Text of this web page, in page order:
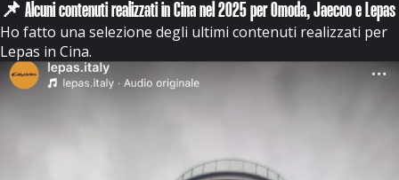
📌 Alcuni contenuti realizzati in Cina nel 2025 per Omoda, Jaecoo e Lepas
Ho fatto una selezione degli ultimi contenuti realizzati per
Lepas in Cina.